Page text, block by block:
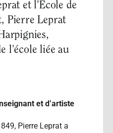
et l’École de
Pierre Leprat
l’école liée au
et d’artiste
Pierre Leprat a